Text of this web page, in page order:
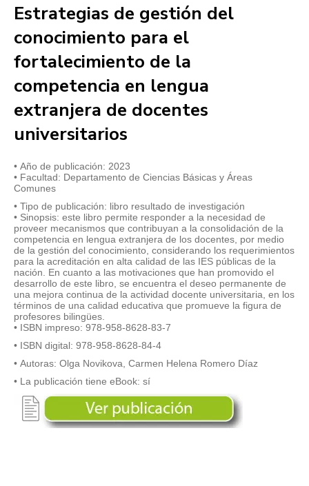
Estrategias de gestión del
conocimiento para el
fortalecimiento de la
competencia en lengua
extranjera de docentes
universitarios
• Año de publicación: 2023
• Facultad: Departamento de Ciencias Básicas y Áreas
Comunes
• Tipo de publicación: libro resultado de investigación
• Sinopsis: este libro permite responder a la necesidad de
proveer mecanismos que contribuyan a la consolidación de la
competencia en lengua extranjera de los docentes, por medio
de la gestión del conocimiento, considerando los requerimientos
para la acreditación en alta calidad de las IES públicas de la
nación. En cuanto a las motivaciones que han promovido el
desarrollo de este libro, se encuentra el deseo permanente de
una mejora continua de la actividad docente universitaria, en los
términos de una calidad educativa que promueve la figura de
profesores bilingües.
• ISBN impreso: 978-958-8628-83-7
• ISBN digital: 978-958-8628-84-4
• Autoras: Olga Novikova, Carmen Helena Romero Díaz
• La publicación tiene eBook: sí